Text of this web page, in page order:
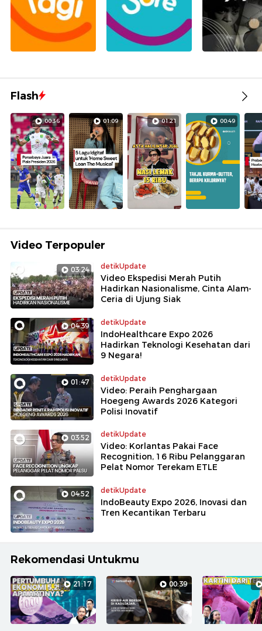
Flash
00:36 01:09 01:21 00:49
Video Terpopuler
03:24 detikUpdate
Video Ekspedisi Merah Putih
Hadirkan Nasionalisme, Cinta Alam-
Ceria di Ujung Siak
04:39 detikUpdate
IndoHealthcare Expo 2026
Hadirkan Teknologi Kesehatan dari
9 Negara!
01:47 detikUpdate
Video: Peraih Penghargaan
Hoegeng Awards 2026 Kategori
Polisi Inovatif
03:52 detikUpdate
Video: Korlantas Pakai Face
Recognition, 16 Ribu Pelanggaran
Pelat Nomor Terekam ETLE
04:52 detikUpdate
IndoBeauty Expo 2026, Inovasi dan
Tren Kecantikan Terbaru
Rekomendasi Untukmu
21:17 00:39